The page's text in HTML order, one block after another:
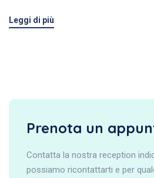
Leggi di più
Prenota un
Contatta la nostra reception
possiamo ricontattarti e per